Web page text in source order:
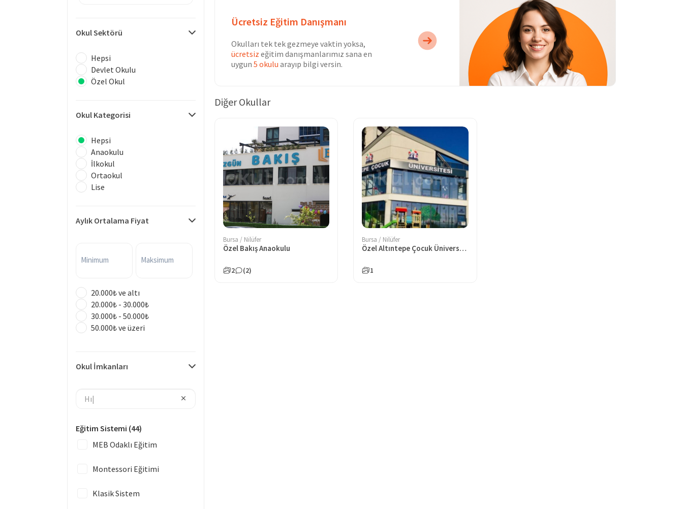
Okul Sektörü
Hepsi
Devlet Okulu
Özel Okul
Okul Kategorisi
Hepsi
Anaokulu
İlkokul
Ortaokul
Lise
Aylık Ortalama Fiyat
Minimum Maksimum
20.000₺ ve altı
20.000₺ - 30.000₺
30.000₺ - 50.000₺
50.000₺ ve üzeri
Okul İmkanları
Eğitim Sistemi (44)
MEB Odaklı Eğitim
Montessori Eğitimi
Klasik Sistem
Ücretsiz Eğitim Danışmanı
Okulları tek tek gezmeye vaktin yoksa,
ücretsiz eğitim danışmanlarımız sana en
uygun 5 okulu arayıp bilgi versin.
Diğer Okullar
Bursa / Nilüfer
Özel Bakış Anaokulu
2 (2)
Bursa / Nilüfer
Özel Altıntepe Çocuk Üniversitesi Anaokulu
1